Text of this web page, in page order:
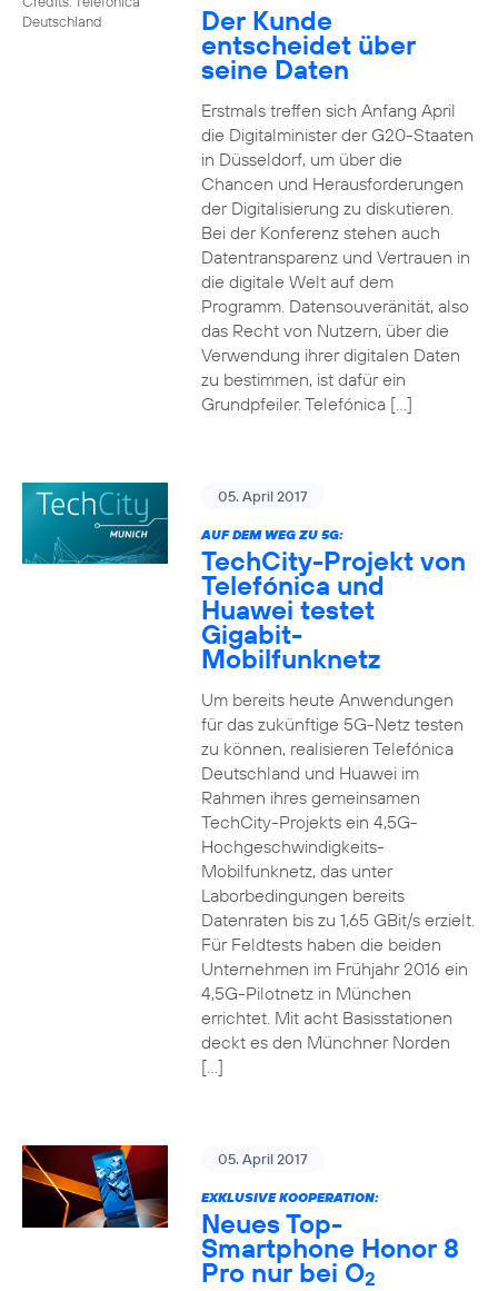
Deutschland
Der Kunde
entscheidet über
seine Daten
Erstmals treffen sich Anfang April
die Digitalminister der G20-Staaten
in Düsseldorf, um über die
Chancen und Herausforderungen
der Digitalisierung zu diskutieren.
Bei der Konferenz stehen auch
Datentransparenz und Vertrauen in
die digitale Welt auf dem
Programm. Datensouveränität, also
das Recht von Nutzern, über die
Verwendung ihrer digitalen Daten
zu bestimmen, ist dafür ein
Grundpfeiler. Telefónica […]
05. April 2017
AUF DEM WEG ZU 5G:
TechCity-Projekt von
Telefónica und
Huawei testet
Gigabit-
Mobilfunknetz
Um bereits heute Anwendungen
für das zukünftige 5G-Netz testen
zu können, realisieren Telefónica
Deutschland und Huawei im
Rahmen ihres gemeinsamen
TechCity-Projekts ein 4,5G-
Hochgeschwindigkeits-
Mobilfunknetz, das unter
Laborbedingungen bereits
Datenraten bis zu 1,65 GBit/s erzielt.
Für Feldtests haben die beiden
Unternehmen im Frühjahr 2016 ein
4,5G-Pilotnetz in München
errichtet. Mit acht Basisstationen
deckt es den Münchner Norden
[…]
05. April 2017
EXKLUSIVE KOOPERATION:
Neues Top-
Smartphone Honor 8
Pro nur bei O2